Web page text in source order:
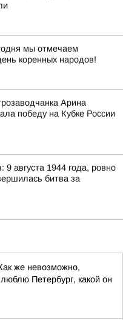
мы отмечаем
коренных народов!
Арина
победу на Кубке России
9 августа 1944 года, ровно
битва за
же невозможно,
Петербург, какой он